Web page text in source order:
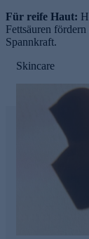
Für reife Haut:
Fettsäuren
Spannkraft.
Skincare